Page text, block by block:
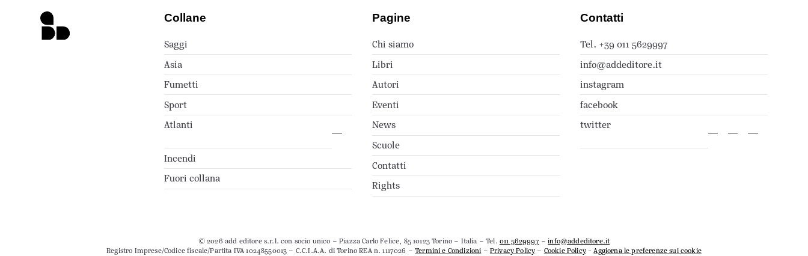
Collane
Saggi
Asia
Fumetti
Sport
Atlanti
Incendi
Fuori collana
Pagine
Chi siamo
Libri
Autori
Eventi
News
Scuole
Contatti
Rights
Contatti
Tel. +39 011 5629997
info@addeditore.it
instagram
facebook
twitter
© 2026 add editore s.r.l. con socio unico – Piazza Carlo Felice, 85 10123 Torino – Italia – Tel. 011 5629997–info@addeditore.it
Registro Imprese/Codice fiscale/Partita IVA 10248550013 – C.C.I.A.A. di Torino REA n. 1117026 –Termini e Condizioni – Privacy Policy – Cookie Policy-Aggiorna le preferenze sui cookie